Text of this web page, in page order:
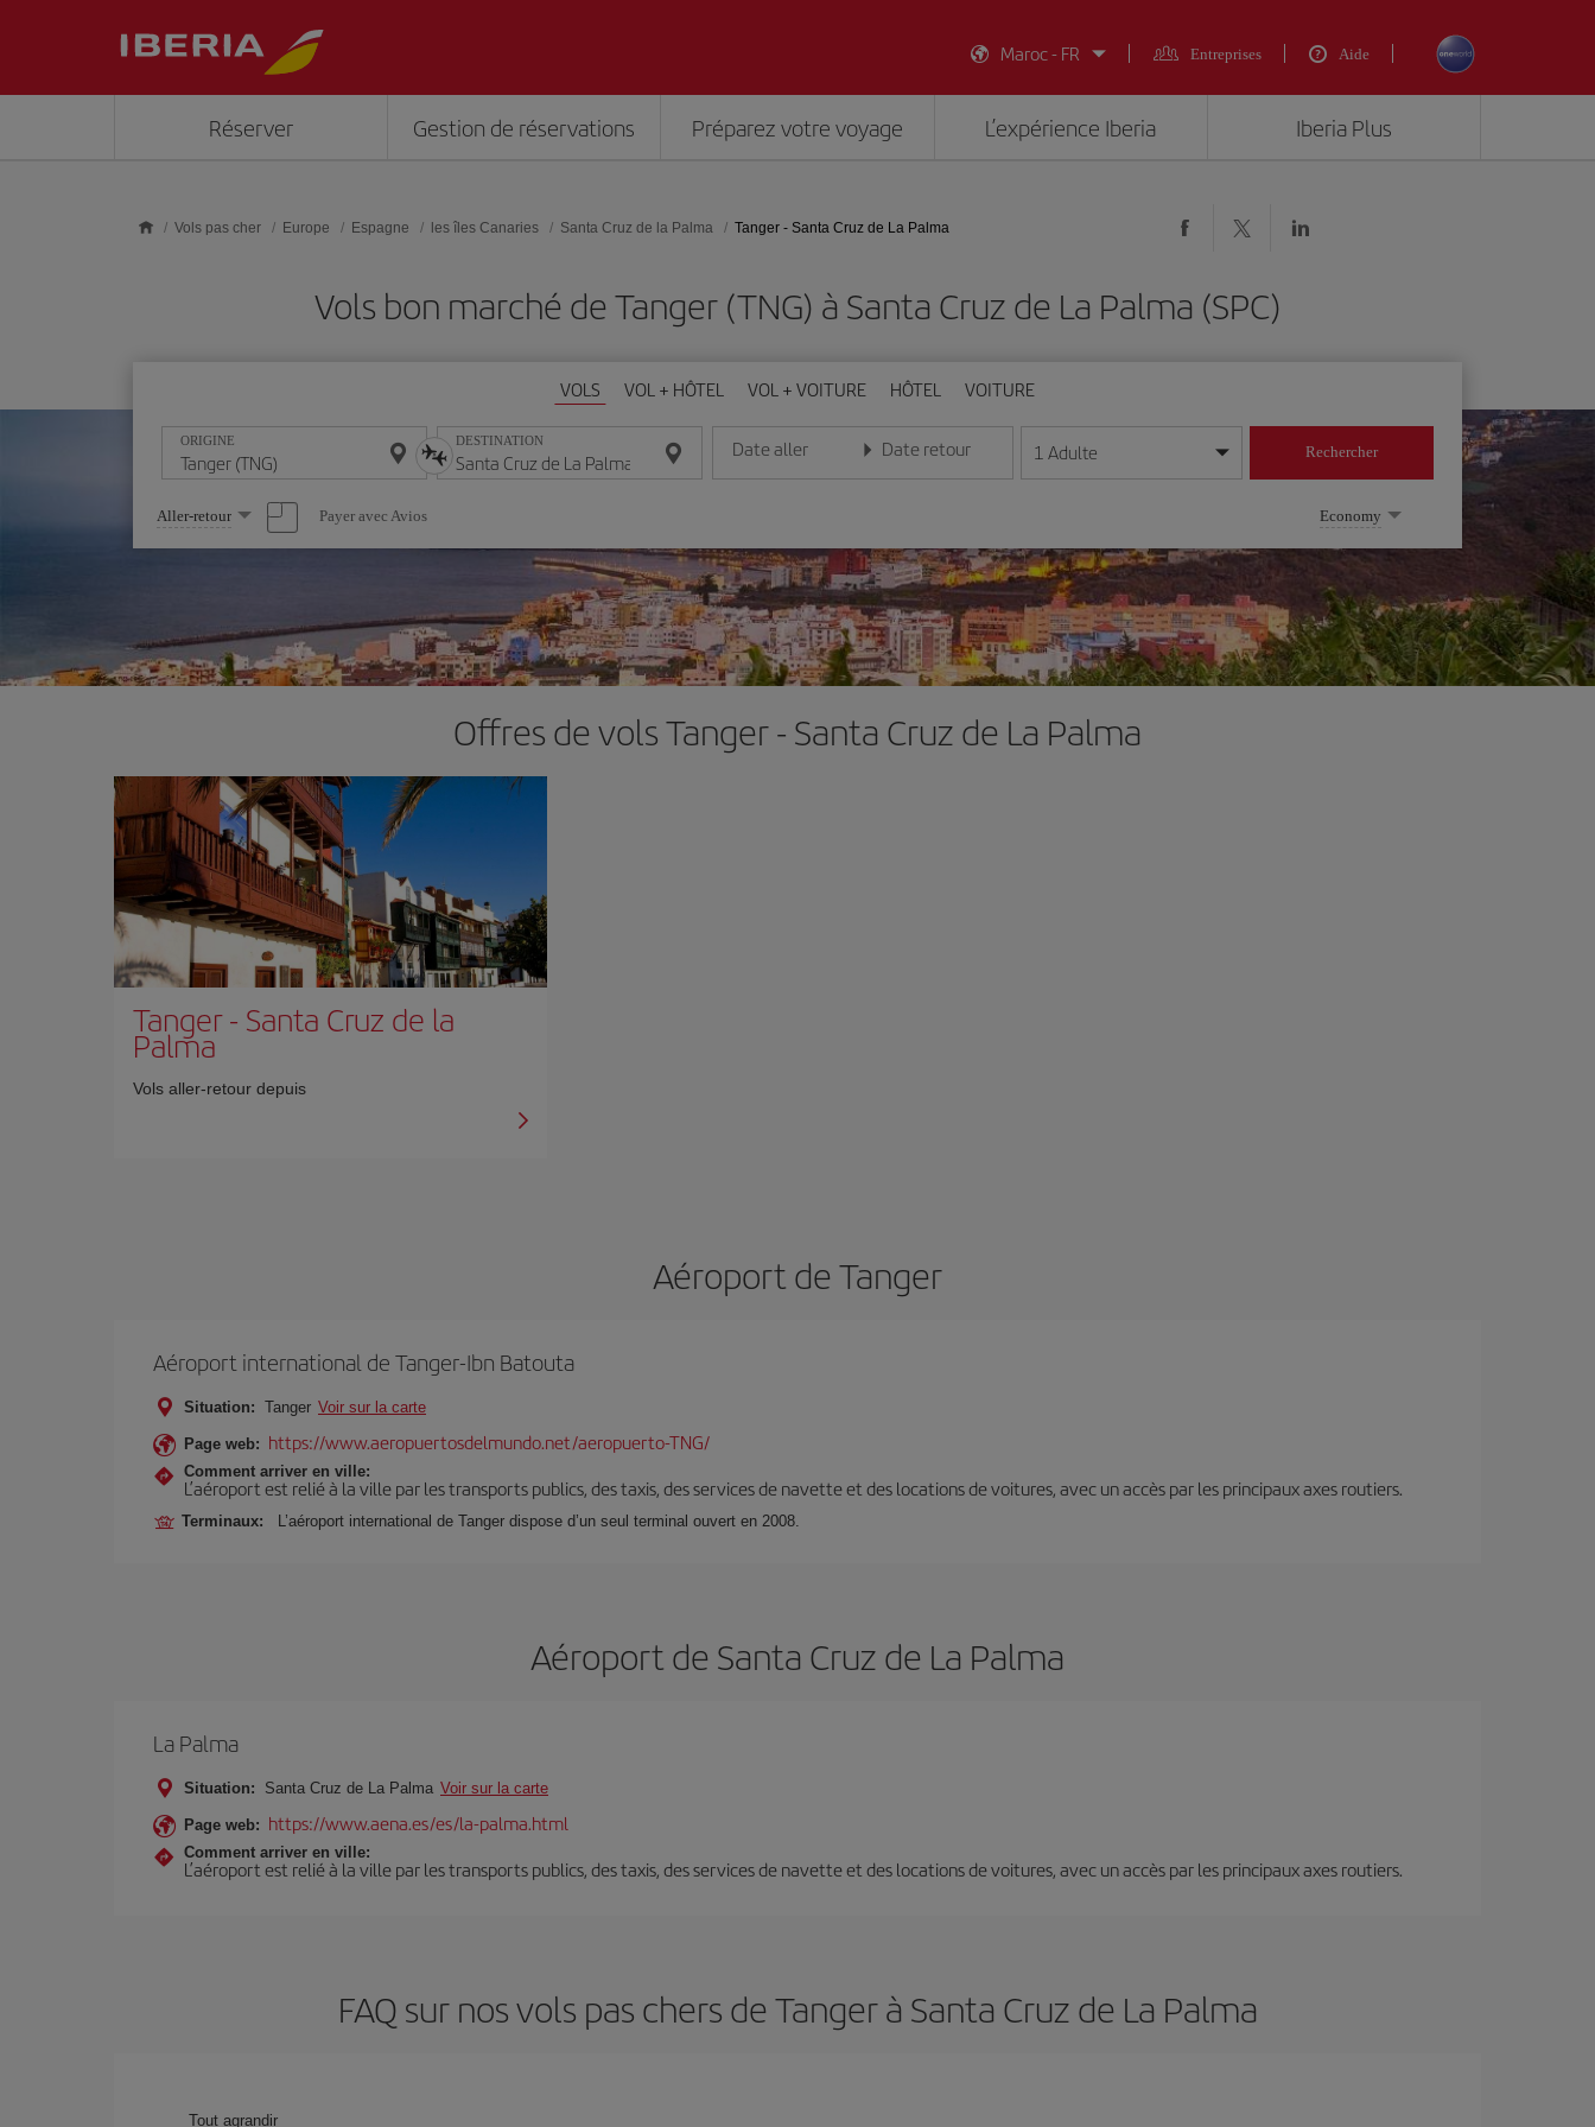
Maroc - FR
Entreprises Aide
Réserver Gestion de réservations Préparez votre voyage L’expérience Iberia Iberia Plus
Vols pas cher Europe Espagne les îles Canaries Santa Cruz de la Palma Tanger - Santa Cruz de La Palma
Vols bon marché de Tanger (TNG) à Santa Cruz de La Palma (SPC)
VOLS VOL + HÔTEL VOL + VOITURE HÔTEL VOITURE
ORIGINE DESTINATION Date aller
Entrez la date au format jour/mois/année
Date retour
Entrez la date au format jour/mois/année
1 Adulte Rechercher
Sélectionnez
une
option
Aller-retour Payer avec Avios Economy
Offres de vols Tanger - Santa Cruz de La Palma
Tanger- Santa Cruz de la
Palma
Vols aller-retour depuis
Aéroport de Tanger
Aéroport international de Tanger-Ibn Batouta
Situation: Tanger Voir sur la carte
Page web: https://www.aeropuertosdelmundo.net/aeropuerto-TNG/
Comment arriver en ville:
L’aéroport est relié à la ville par les transports publics, des taxis, des services de navette et des locations de voitures, avec un accès par les principaux axes routiers.
Terminaux: L’aéroport international de Tanger dispose d’un seul terminal ouvert en 2008.
Aéroport de Santa Cruz de La Palma
La Palma
Situation: Santa Cruz de La Palma Voir sur la carte
Page web: https://www.aena.es/es/la-palma.html
Comment arriver en ville:
L’aéroport est relié à la ville par les transports publics, des taxis, des services de navette et des locations de voitures, avec un accès par les principaux axes routiers.
FAQ sur nos vols pas chers de Tanger à Santa Cruz de La Palma
Tout agrandir